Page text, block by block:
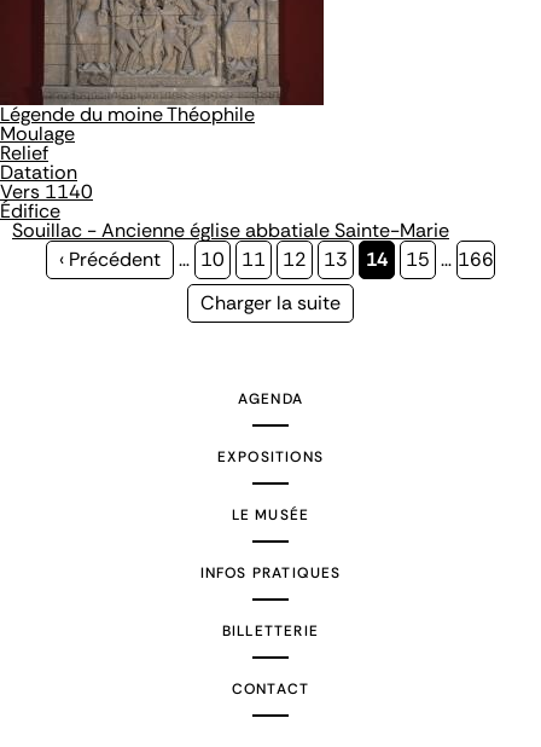
Légende du moine Théophile
Moulage
Relief
Datation
Vers 1140
Édifice
Souillac - Ancienne église abbatiale Sainte-Marie
Page
‹ Précédent … Page
10 Page
11 Page
12 Page
13
Page
14 Page
15 … Page
166
Page
Charger la suite
AGENDA
EXPOSITIONS
LE MUSÉE
INFOS PRATIQUES
BILLETTERIE
CONTACT